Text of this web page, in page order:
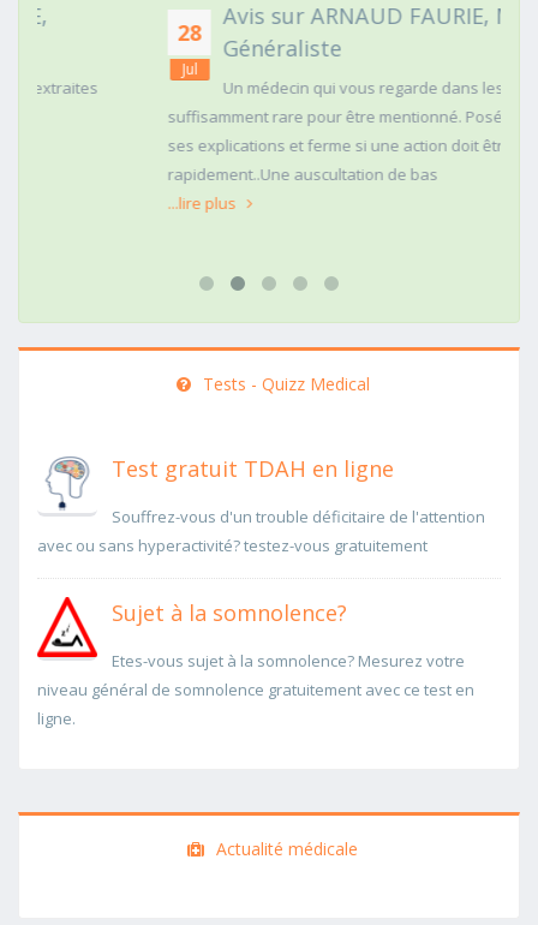
Avis sur ARNAUD FAURIE, Médecin
Généraliste
Un médecin qui vous regarde dans les yeux c'est
suffisamment rare pour être mentionné. Posé,clair dans
ses explications et ferme si une action doit être menée
rapidement..Une auscultation de bas
Tests - Quizz Medical
Test gratuit TDAH en ligne
Souffrez-vous d'un trouble déficitaire de l'attention
avec ou sans hyperactivité? testez-vous gratuitement
Sujet à la somnolence?
Etes-vous sujet à la somnolence? Mesurez votre
niveau général de somnolence gratuitement avec ce test en
ligne.
Actualité médicale